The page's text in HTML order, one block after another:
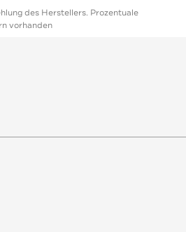
des Herstellers. Prozentuale
vorhanden